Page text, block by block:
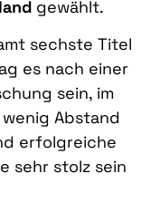
gewählt.
sechste Titel
es nach einer
sein, im
Abstand
erfolgreiche
sehr stolz sein